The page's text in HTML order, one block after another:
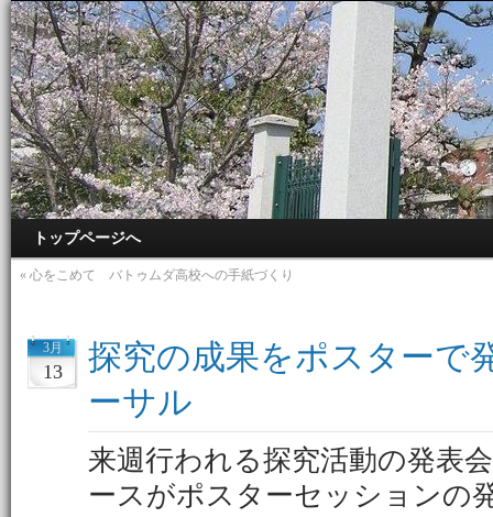
トップページへ
« 心をこめて バトゥムダ高校への手紙づくり
3月
13
探究の成果をポスター
ーサル
来週行われる探究活動の発表
ースがポスターセッションの